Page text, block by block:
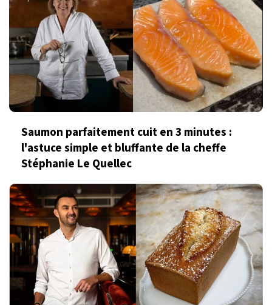
Saumon parfaitement cuit en 3 minutes :
l'astuce simple et bluffante de la cheffe
Stéphanie Le Quellec